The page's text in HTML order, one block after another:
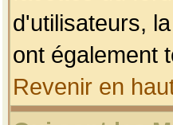
d'utilisateurs,
ont également
Revenir en